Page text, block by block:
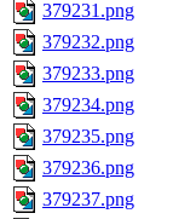
379231.png
379232.png
379233.png
379234.png
379235.png
379236.png
379237.png